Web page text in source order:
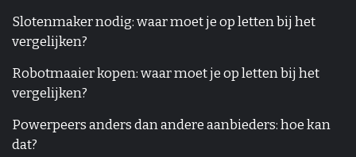
Slotenmaker nodig: waar moet je op letten bij het
vergelijken?
Robotmaaier kopen: waar moet je op letten bij het
vergelijken?
Powerpeers anders dan andere aanbieders: hoe kan
dat?